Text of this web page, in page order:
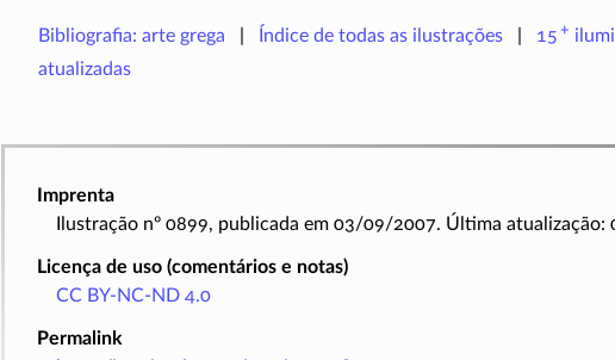
Bibliografia: arte grega Índice de todas as ilustrações 15 +
atualizadas
Imprenta
Ilustração nº 0899, publicada em 03/09/2007. Última
Licença de uso (comentários e notas)
CC BY-NC-ND 4.0
Permalink